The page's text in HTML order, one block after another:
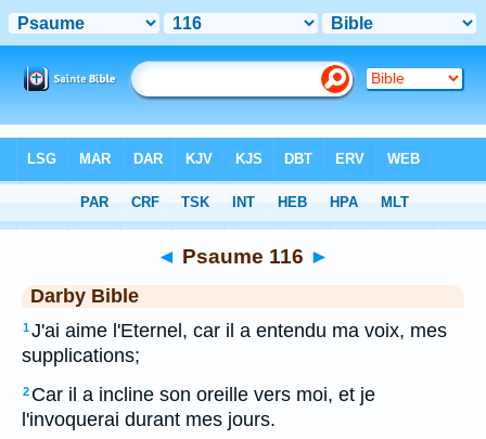
> Psaume 116
◄ Psaume 116 ►
Darby Bible
1J'ai aime l'Eternel, car il a entendu ma voix, mes
supplications;
2 Car il a incline son oreille vers moi, et je
l'invoquerai durant mes jours.